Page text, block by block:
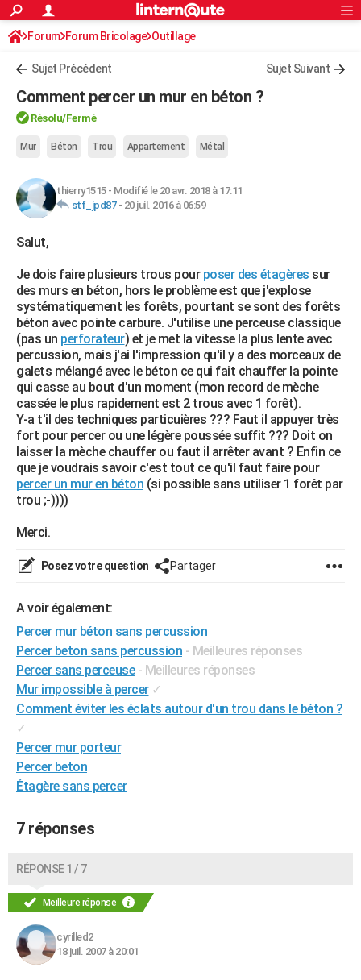
ACTUALITÉS
Politique
Société
Faits Divers
Education
Monde
Villes
+
Programme TV
TNTStreaming
Cinéma
Sorties cinéma
Musique
+FINANCE
Retraite
Impôts
Epargne
Immobilier
Risques naturels par ville
Banque
Assurance
Crédit
AUTO
Essais
Réserver un essai
Citadines
Berlines
SUV
Forum auto
HIGH-TECH
Mobiles
Meilleur smartphone
Internet
Ordinateurs
Jeux vidéo
Guide high-tech
BRICOLAGE
Forum
Aménagement intérieur
Extérieur
Cuisine
Salle de bains
Jardinage
Rangement
WEEK-END
Guides de France
Escapades
Patrimoine
Expositions
Musées
Week-end nature
+LIFESTYLE
Art de vivre
Bien-être
Loisirs
Mode
Modes de vie
SANTE
Alimentation
Guide de la santé
Maladies
Médicaments
Sommeil
VOYAGE
Destinations
City break
Voyage nature
Voyage de noces
Forum
Climat
+PHOTO
GUIDES D'ACHAT
BONS PLANS
CARTE DE VOEUX
Carte de Noël
Carte Bonne année
Carte Saint-Valentin
Carte Pâques
Carte d'anniversaire
DICTIONNAIRE
Dictionnaire
Biographies
Citations
Expressions
Proverbes
COPAINS D'AVANT
S'inscrire
Se connecter
Lycées
Collèges
Primaires
Universités
Entreprises
Service militaire
Avis de recherche
AVIS DE DÉCÈS
FORUM
Bricolage
Lifestyle
Culture
Sport
Auto
Television
Voyage
Cinema
S'inscrire
Connexion
Forum Forum Bricolage Outillage
Sujet Précédent Sujet Suivant
Comment percer un mur en béton ?
Résolu/Fermé
Mur Béton Trou Appartement Métal
thierry1515- Modifié le 20 avr. 2018 à 17:11
stf_jpd87- 20 juil. 2016 à 06:59
Salut,
Je dois faire plusieurs trous pour poser des étagères sur
des murs en béton, hors le problème est que j'explose
systématiquement les forêts, pourtant se sont des forêts
béton avec pointe carbure. J'utilise une perceuse classique
(pas un perforateur) et je met la vitesse la plus lente avec
percussion, mais j'ai l'impression qu'il y a des morceaux de
galets mélangé avec le béton ce qui fait chauffer la pointe
qui casse au bout d'un moment (mon record de mèche
cassée le plus rapidement est 2 trous avec 1 forêt).
Y-a t'il des techniques particuières ??? Faut il appuyer très
fort pour percer ou une légère poussée suffit ??? Doit on
laisser la mèche chauffer ou faut il arrêter avant ? Enfin ce
que je voudrais savoir c'est tout ce qu'il faut faire pour
percer un mur en béton (si possible sans utiliser 1 forêt par
trou ;-))))
Merci.
Posez votre question Partager
A voir également:
Percer mur béton sans percussion
Percer beton sans percussion - Meilleures réponses
Percer sans perceuse - Meilleures réponses
Mur impossible à percer ✓
Comment éviter les éclats autour d'un trou dans le béton ?
✓
Percer mur porteur
Percer beton
Étagère sans percer
7 réponses
RÉPONSE 1 / 7
Meilleure réponse
cyrilled2
18 juil. 2007 à 20:01